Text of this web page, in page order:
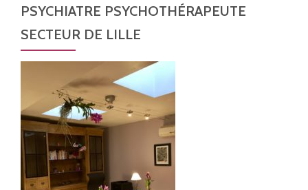
PSYCHIATRE PSYCHOTHÉRAPEUTE
SECTEUR DE LILLE